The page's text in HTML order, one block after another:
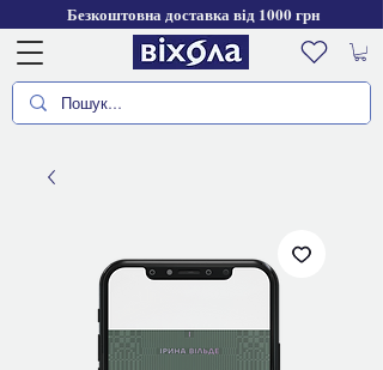
Безкоштовна доставка від 1000 грн